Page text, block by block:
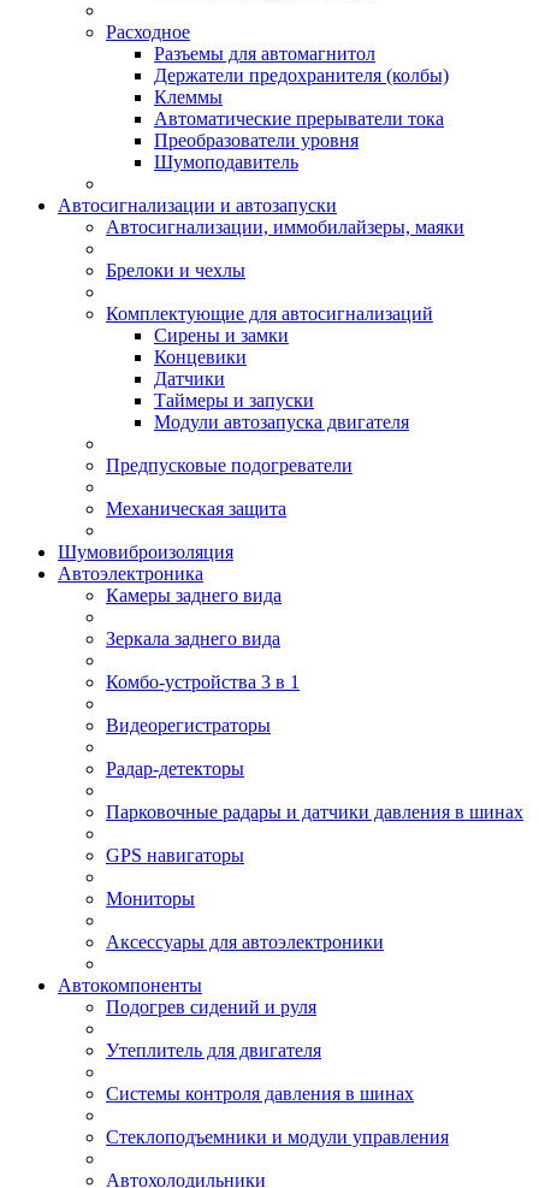
Расходное
Разъемы для автомагнитол
Держатели предохранителя (колбы)
Клеммы
Автоматические прерыватели тока
Преобразователи уровня
Шумоподавитель
Автосигнализации и автозапуски
Автосигнализации, иммобилайзеры, маяки
Брелоки и чехлы
Комплектующие для автосигнализаций
Сирены и замки
Концевики
Датчики
Таймеры и запуски
Модули автозапуска двигателя
Предпусковые подогреватели
Механическая защита
Шумовиброизоляция
Автоэлектроника
Камеры заднего вида
Зеркала заднего вида
Комбо-устройства 3 в 1
Видеорегистраторы
Радар-детекторы
Парковочные радары и датчики давления в шинах
GPS навигаторы
Мониторы
Аксессуары для автоэлектроники
Автокомпоненты
Подогрев сидений и руля
Утеплитель для двигателя
Системы контроля давления в шинах
Стеклоподъемники и модули управления
Автохолодильники